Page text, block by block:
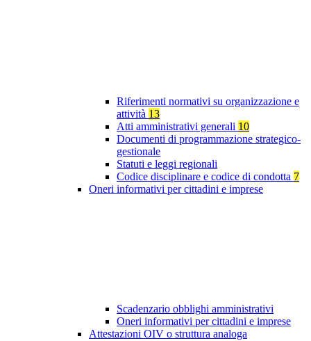
Riferimenti normativi su organizzazione e
attività 13
Atti amministrativi generali 10
Documenti di programmazione strategico-
gestionale
Statuti e leggi regionali
Codice disciplinare e codice di condotta 7
Oneri informativi per cittadini e imprese
Scadenzario obblighi amministrativi
Oneri informativi per cittadini e imprese
Attestazioni OIV o struttura analoga